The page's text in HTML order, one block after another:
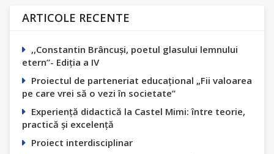
ARTICOLE RECENTE
,,Constantin Вrâncuși, poetul glasului lemnului
etern”- Ediția а IV
Proiectul de parteneriat educațional „Fii valoarea
pe care vrei să o vezi în societate”
Experiență didactică la Castel Mimi: între teorie,
practică și excelență
Proiect interdisciplinar